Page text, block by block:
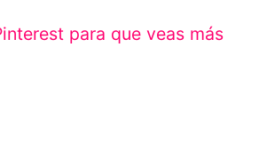
para que veas más